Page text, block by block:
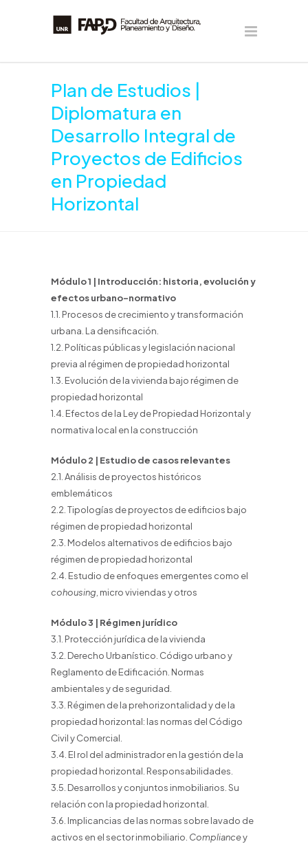
Plan de Estudios |
Diplomatura en
Desarrollo Integral de
Proyectos de Edificios
en Propiedad
Horizontal
Módulo 1 | Introducción: historia, evolución y
efectos urbano-normativo
1.1. Procesos de crecimiento y transformación
urbana. La densificación.
1.2. Políticas públicas y legislación nacional
previa al régimen de propiedad horizontal
1.3. Evolución de la vivienda bajo régimen de
propiedad horizontal
1.4. Efectos de la Ley de Propiedad Horizontal y
normativa local en la construcción
Módulo 2 | Estudio de casos relevantes
2.1. Análisis de proyectos históricos
emblemáticos
2.2. Tipologías de proyectos de edificios bajo
régimen de propiedad horizontal
2.3. Modelos alternativos de edificios bajo
régimen de propiedad horizontal
2.4. Estudio de enfoques emergentes como el
cohousing , micro viviendas y otros
Módulo 3 | Régimen jurídico
3.1. Protección jurídica de la vivienda
3.2. Derecho Urbanístico. Código urbano y
Reglamento de Edificación. Normas
ambientales y de seguridad.
3.3. Régimen de la prehorizontalidad y de la
propiedad horizontal: las normas del Código
Civil y Comercial.
3.4. El rol del administrador en la gestión de la
propiedad horizontal. Responsabilidades.
3.5. Desarrollos y conjuntos inmobiliarios. Su
relación con la propiedad horizontal.
3.6. Implicancias de las normas sobre lavado de
activos en el sector inmobiliario. Compliancey